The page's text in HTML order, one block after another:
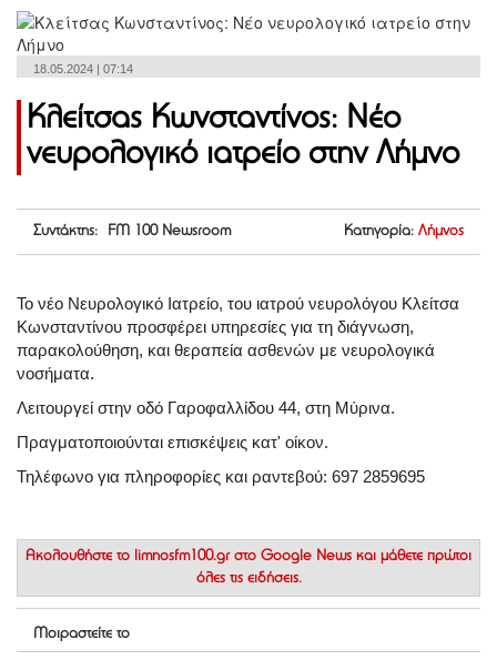
18.05.2024 | 07:14
Κλείτσας Κωνσταντίνος: Νέο
νευρολογικό ιατρείο στην Λήμνο
Συντάκτης: FM 100 Newsroom Κατηγορία: Λήμνος
Το νέο Νευρολογικό Ιατρείο, του ιατρού νευρολόγου Κλείτσα
Κωνσταντίνου προσφέρει υπηρεσίες για τη διάγνωση,
παρακολούθηση, και θεραπεία ασθενών με νευρολογικά
νοσήματα.
Λειτουργεί στην οδό Γαροφαλλίδου 44, στη Μύρινα.
Πραγματοποιούνται επισκέψεις κατ' οίκον.
Τηλέφωνο για πληροφορίες και ραντεβού: 697 2859695
Ακολουθήστε το limnosfm100.gr στο Google News και μάθετε πρώτοι
όλες τις ειδήσεις.
Μοιραστείτε το